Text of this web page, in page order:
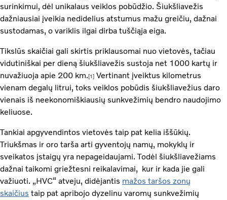
surinkimui, dėl unikalaus veiklos pobūdžio. Šiukšliavežis
dažniausiai įveikia nedidelius atstumus mažu greičiu, dažnai
sustodamas, o variklis ilgai dirba tuščiąja eiga.
Tikslūs skaičiai gali skirtis priklausomai nuo vietovės, tačiau
vidutiniškai per dieną šiukšliavežis sustoja net 1000 kartų ir
nuvažiuoja apie 200 km.[1] Vertinant įveiktus kilometrus
vienam degalų litrui, toks veiklos pobūdis šiukšliavežius daro
vienais iš neekonomiškiausių sunkvežimių bendro naudojimo
keliuose.
Tankiai apgyvendintos vietovės taip pat kelia iššūkių.
Triukšmas ir oro tarša arti gyventojų namų, mokyklų ir
sveikatos įstaigų yra nepageidaujami. Todėl šiukšliavežiams
dažnai taikomi griežtesni reikalavimai, kur ir kada jie gali
važiuoti. „HVC“ atveju, didėjantis mažos taršos zonų
skaičius taip pat apribojo dyzelinu varomų sunkvežimių